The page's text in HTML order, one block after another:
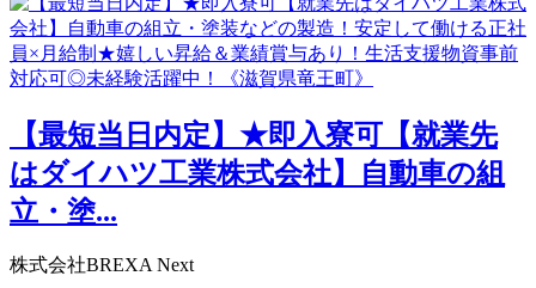
【最短当日内定】★即入寮可【就業先
はダイハツ工業株式会社】自動車の組
立・塗...
株式会社BREXA Next